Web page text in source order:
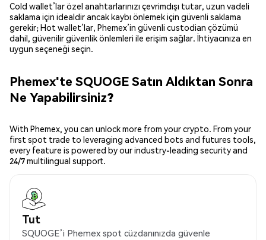
Cold wallet’lar özel anahtarlarınızı çevrimdışı tutar, uzun vadeli
saklama için idealdir ancak kaybı önlemek için güvenli saklama
gerekir; Hot wallet’lar, Phemex’in güvenli custodian çözümü
dahil, güvenilir güvenlik önlemleri ile erişim sağlar. İhtiyacınıza en
uygun seçeneği seçin.
Phemex'te SQUOGE Satın Aldıktan Sonra
Ne Yapabilirsiniz?
With Phemex, you can unlock more from your crypto. From your
first spot trade to leveraging advanced bots and futures tools,
every feature is powered by our industry-leading security and
24/7 multilingual support.
Tut
SQUOGE’i Phemex spot cüzdanınızda güvenle